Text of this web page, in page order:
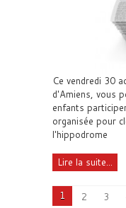
Ce vendredi 30
d'Amiens, vous
enfants
organisée pour
l'hippodrome
Lire la suite...
1 2 3